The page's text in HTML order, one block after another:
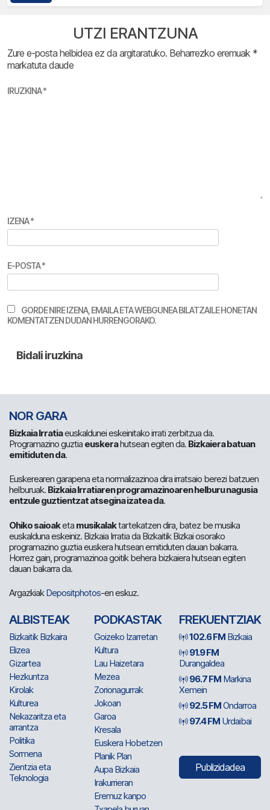
UTZI ERANTZUNA
Zure e-posta helbidea ez da argitaratuko. Beharrezko eremuak *
markatuta daude
IRUZKINA*
IZENA*
E-POSTA*
GORDE NIRE IZENA, EMAILA ETA WEBGUNEA BILATZAILE HONETAN
KOMENTATZEN DUDAN HURRENGORAKO.
NOR GARA
Bizkaia Irratiaeuskaldunei eskeinitako irrati zerbitzua da.
Programazino guztia euskerahutsean egiten da. Bizkaiera batuan
emitiduten da.
Euskerearen garapena eta normalizazinoa dira irratsaio berezi batzuen
helburuak. Bizkaia Irratiaren programazinoaren helburu nagusia
entzule guztientzat atsegina izatea da.
Ohiko saioaketa musikalaktartekatzen dira, batez be musika
euskalduna eskeiniz. Bizkaia Irratia da Bizkaitik Bizkai osorako
programazino guztia euskera hutsean emitiduten dauan bakarra.
Horrez gain, programazinoa goitik behera bizkaiera hutsean egiten
dauan bakarra da.
ArgazkiakDepositphotos-en eskuz.
ALBISTEAK
Bizkaitik Bizkaira
Elizea
Gizartea
Hezkuntza
Kirolak
Kulturea
Nekazaritza eta
arrantza
Politika
Sormena
Zientzia eta
Teknologia
PODKASTAK
Goizeko Izarretan
Kultura
Lau Haizetara
Mezea
Zorionagurrak
Jokoan
Garoa
Kresala
Euskera Hobetzen
Planik Plan
Aupa Bizkaia
Irakurrieran
Eremuz kanpo
FREKUENTZIAK
102.6 FM Bizkaia
91.9 FM
Durangaldea
96.7 FM Markina
Xemein
92.5 FMOndarroa
97.4 FM Urdaibai
Publizidadea